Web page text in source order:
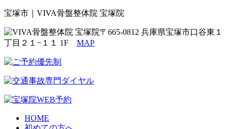
宝塚市｜VIVA骨盤整体院 宝塚院
〒665-0812 兵庫県宝塚市口谷東１
丁目２１−１１ 1F MAP
HOME